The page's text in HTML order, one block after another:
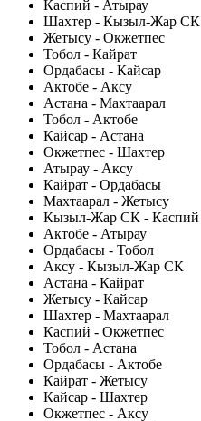
Каспий - Атырау
Шахтер - Кызыл-Жар СК
Жетысу - Окжетпес
Тобол - Кайрат
Ордабасы - Кайсар
Актобе - Аксу
Астана - Махтаарал
Тобол - Актобе
Кайсар - Астана
Окжетпес - Шахтер
Атырау - Аксу
Кайрат - Ордабасы
Махтаарал - Жетысу
Кызыл-Жар СК - Каспий
Актобе - Атырау
Ордабасы - Тобол
Аксу - Кызыл-Жар СК
Астана - Кайрат
Жетысу - Кайсар
Шахтер - Махтаарал
Каспий - Окжетпес
Тобол - Астана
Ордабасы - Актобе
Кайрат - Жетысу
Кайсар - Шахтер
Окжетпес - Аксу